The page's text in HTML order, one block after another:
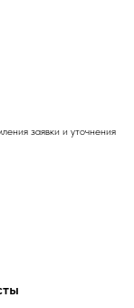
заявки и уточнения